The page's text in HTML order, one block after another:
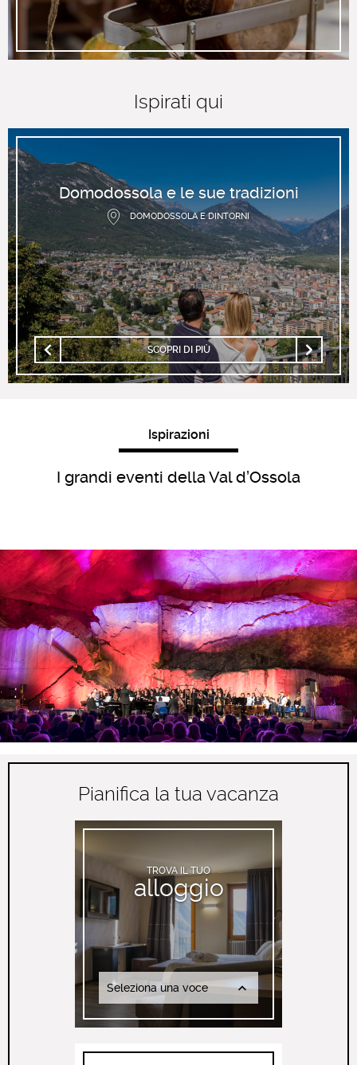
Ispirati qui
Domodossola e le sue tradizioni
DOMODOSSOLA E DINTORNI
SCOPRI DI PIÙ
Ispirazioni
I grandi eventi della Val d’Ossola
Pianifica la tua vacanza
TROVA IL TUO
alloggio
Seleziona una voce